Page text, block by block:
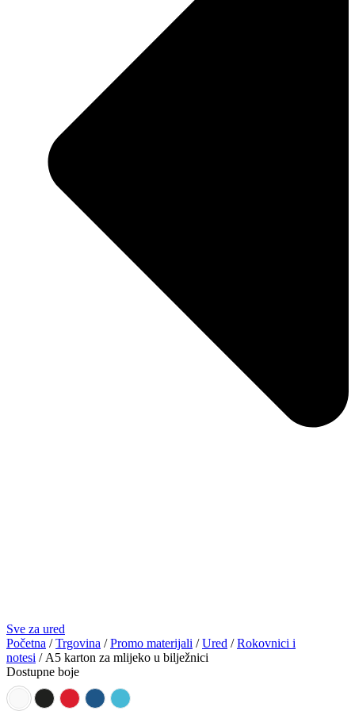
Sve za ured
Početna /Trgovina /Promo materijali /Ured /Rokovnici i
notesi / A5 karton za mlijeko u bilježnici
Dostupne boje